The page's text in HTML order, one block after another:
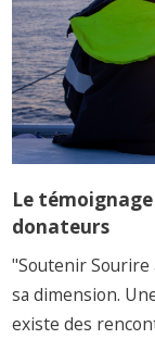
Le
donateurs
"Soutenir Sourire
sa dimension.
existe des